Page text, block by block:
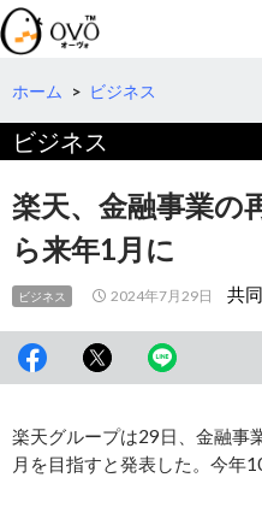
検
索
コ
テ
へ
移
動
ホーム > ビジネス
ビジネス
楽天、金融事業の
ら来年1月に
ビジネス 2024年7月29日 共
楽天グループは29日、金融事
月を目指すと発表した。今年